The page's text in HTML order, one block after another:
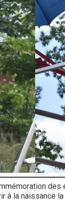
des
à la naissance